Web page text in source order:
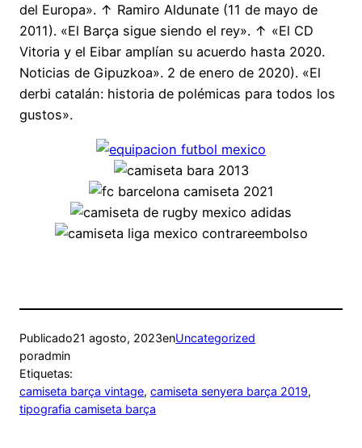
del Europa». ↑ Ramiro Aldunate (11 de mayo de
2011). «El Barça sigue siendo el rey». ↑ «El CD
Vitoria y el Eibar amplían su acuerdo hasta 2020.
Noticias de Gipuzkoa». 2 de enero de 2020). «El
derbi catalán: historia de polémicas para todos los
gustos».
Publicado21 agosto, 2023enUncategorized
poradmin
Etiquetas:
camiseta barça vintage, camiseta senyera barça 2019
tipografia camiseta barça